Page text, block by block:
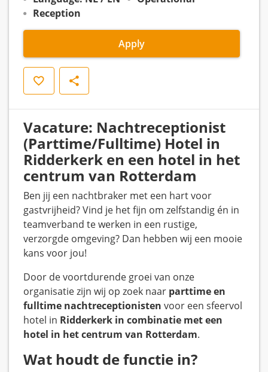
Reception
Apply
Save Share
Vacature: Nachtreceptionist
(Parttime/Fulltime) Hotel in
Ridderkerk en een hotel in het
centrum van Rotterdam
Ben jij een nachtbraker met een hart voor
gastvrijheid? Vind je het fijn om zelfstandig én in
teamverband te werken in een rustige,
verzorgde omgeving? Dan hebben wij een mooie
kans voor jou!
Door de voortdurende groei van onze
organisatie zijn wij op zoek naar parttime en
fulltime nachtreceptionisten voor een sfeervol
hotel in Ridderkerk in combinatie met een
hotel in het centrum van Rotterdam.
Wat houdt de functie in?